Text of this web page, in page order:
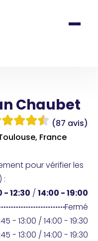
Chaubet
(87 avis)
France
pour vérifier les
:
- 12:30 / 14:00 - 19:00
Fermé
- 13:00 / 14:00 - 19:30
- 13:00 / 14:00 - 19:30